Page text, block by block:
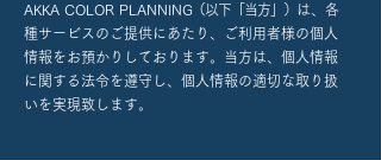
AKKA COLOR PLANNING（以下「当方」） は、各
種サービスのご提供にあたり、ご利用者様の個人
情報をお預かりしております。当方は、個人情報
に関する法令を遵守し、個人情報の適切な取り扱
いを実現致します。